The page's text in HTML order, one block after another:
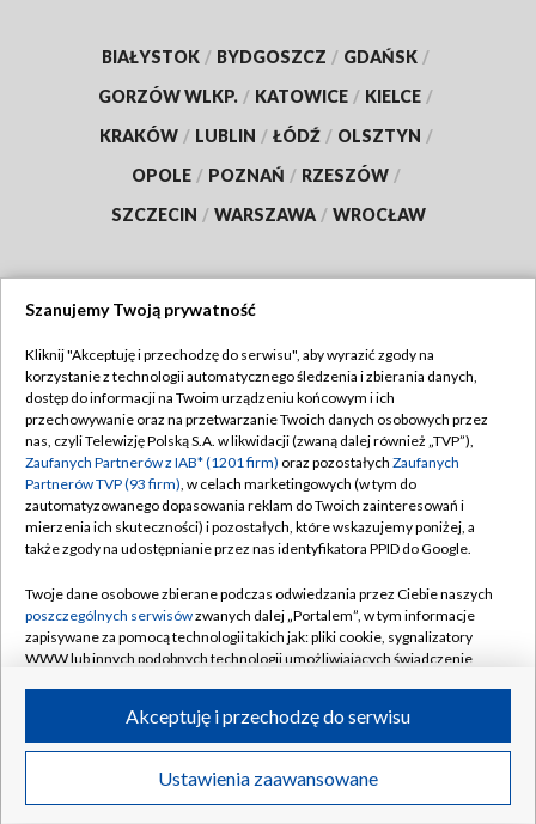
BIAŁYSTOK / BYDGOSZCZ / GDAŃSK /
GORZÓW WLKP. / KATOWICE / KIELCE /
KRAKÓW / LUBLIN / ŁÓDŹ / OLSZTYN /
OPOLE / POZNAŃ / RZESZÓW /
SZCZECIN / WARSZAWA / WROCŁAW
TVP
Abonament TVP
Emisja w TVP
Centrum informacji TVP
Naziemna Telewizja Cyfrowa
Rada Programowa
System NOS
Informacje o nadawcy
Program dla prasy
Ogłoszenie przetargowe
Regulamin TVP
Polityka prywatności
Moje zgody
Pomoc
Kontakt
Kanały
©2026 Telewizja Polska S.A. w likwidacji
Szanujemy Twoją prywatność
Kliknij "Akceptuję i przechodzę do serwisu", aby wyrazić zgody na
korzystanie z technologii automatycznego śledzenia i zbierania danych,
dostęp do informacji na Twoim urządzeniu końcowym i ich
przechowywanie oraz na przetwarzanie Twoich danych osobowych przez
nas, czyli Telewizję Polską S.A. w likwidacji (zwaną dalej również „TVP”),
Zaufanych Partnerów z IAB* (1201 firm) oraz pozostałych Zaufanych
Partnerów TVP (93 firm), w celach marketingowych (w tym do
zautomatyzowanego dopasowania reklam do Twoich zainteresowań i
mierzenia ich skuteczności) i pozostałych, które wskazujemy poniżej, a
także zgody na udostępnianie przez nas identyfikatora PPID do Google.
Twoje dane osobowe zbierane podczas odwiedzania przez Ciebie naszych
poszczególnych serwisówzwanych dalej „Portalem”, w tym informacje
zapisywane za pomocą technologii takich jak: pliki cookie, sygnalizatory
WWW lub innych podobnych technologii umożliwiających świadczenie
ruchu w Internecie.
Twoje dane osobowe zbierane podczas odwiedzania przez Ciebie
poszczególnych serwisówna Portalu, takie jak adresy IP, identyfikatory
Ustawienia zaawansowane
Akceptuję i przechodzę do serwisu